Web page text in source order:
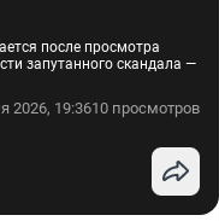
после просмотра
запутанного скандала —
2026, 19:3610 просмотров